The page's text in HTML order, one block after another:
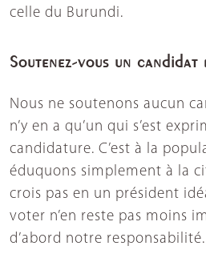
celle du Burundi.
Soutenez-vous un
Nous ne soutenons aucun
n’y en a qu’un qui s’est
candidature. C’est à la
éduquons simplement à la
crois pas en un président
voter n’en reste pas moins
d’abord notre responsabilité.